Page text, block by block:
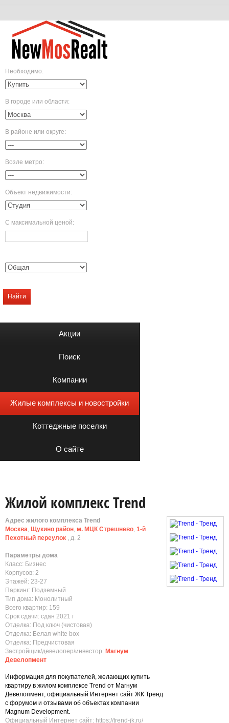
Необходимо:
В городе или области:
В районе или округе:
Возле метро:
Объект недвижимости:
С максимальной ценой:
Найти
Акции
Поиск
Компании
Жилые комплексы и новостройки
Коттеджные поселки
О сайте
Жилой комплекс Trend
Адрес жилого комплекса Trend
Москва, Щукино район, м. МЦК Стрешнево, 1-й
Пехотный переулок , д. 2
Параметры дома
Класс: Бизнес
Корпусов: 2
Этажей: 23-27
Паркинг: Подземный
Тип дома: Монолитный
Всего квартир: 159
Срок сдачи: сдан 2021 г
Отделка: Под ключ (чистовая)
Отделка: Белая white box
Отделка: Предчистовая
Застройщик/девелопер/инвестор: Магнум
Девелопмент
Информация для покупателей, желающих купить
квартиру в жилом комплексе Trend от Магнум
Девелопмент, официальный Интернет сайт ЖК Тренд
с форумом и отзывами об объектах компании
Magnum Development.
Официальный Интернет сайт: https://trend-jk.ru/